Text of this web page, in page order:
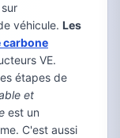
véhicule. Les
carbone
VE.
étapes de
et
est un
C'est aussi